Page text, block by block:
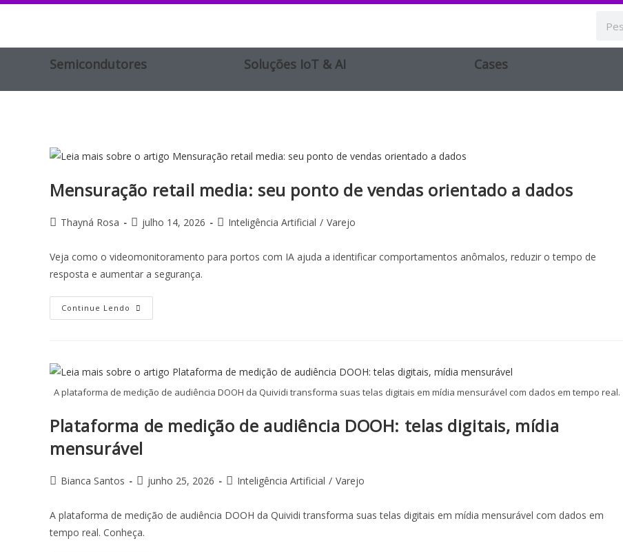
Semicondutores Soluções IoT & AI Cases
Mensuração retail media: seu ponto de vendas orientado a dados
Thayná Rosa julho 14, 2026 Inteligência Artificial / Varejo
Veja como o videomonitoramento para portos com IA ajuda a identificar comportamentos anômalos, reduzir o tempo de
resposta e aumentar a segurança.
Continue Lendo
A plataforma de medição de audiência DOOH da Quividi transforma suas telas digitais em mídia mensurável com dados em tempo real.
Plataforma de medição de audiência DOOH: telas digitais, mídia
mensurável
Bianca Santos junho 25, 2026 Inteligência Artificial / Varejo
A plataforma de medição de audiência DOOH da Quividi transforma suas telas digitais em mídia mensurável com dados em
tempo real. Conheça.